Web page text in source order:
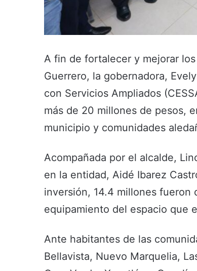
A fin de fortalecer y mejorar
Guerrero, la gobernadora,
con Servicios Ampliados
más de 20 millones de pesos,
municipio y comunidades
Acompañada por el alcalde,
en la entidad, Aidé Ibarez
inversión, 14.4 millones fueron
equipamiento del espacio que
Ante habitantes de las
Bellavista, Nuevo Marquelia,